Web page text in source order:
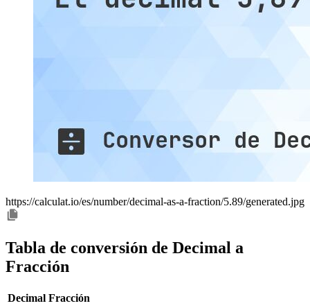
https://calculat.io/es/number/decimal-as-a-fraction/5.89/generated.jpg
Tabla de conversión de Decimal a
Fracción
Decimal Fracción